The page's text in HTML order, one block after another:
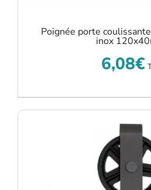
Poignée porte
inox
6,08€